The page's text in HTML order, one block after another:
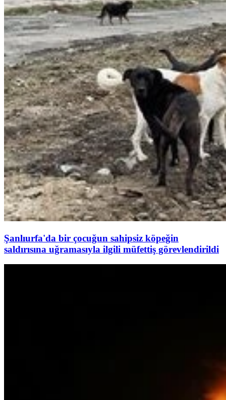
Şanlıurfa'da bir çocuğun sahipsiz köpeğin
saldırısına uğramasıyla ilgili müfettiş görevlendirildi